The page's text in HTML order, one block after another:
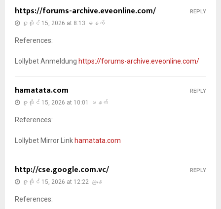
https://forums-archive.eveonline.com/
ဇူလိုင် 15, 2026 at 8:13 မနက်
References:
Lollybet Anmeldung https://forums-archive.eveonline.com/
REPLY
hamatata.com
ဇူလိုင် 15, 2026 at 10:01 မနက်
References:
Lollybet Mirror Link hamatata.com
REPLY
http://cse.google.com.vc/
ဇူလိုင် 15, 2026 at 12:22 ညနေ
References:
REPLY